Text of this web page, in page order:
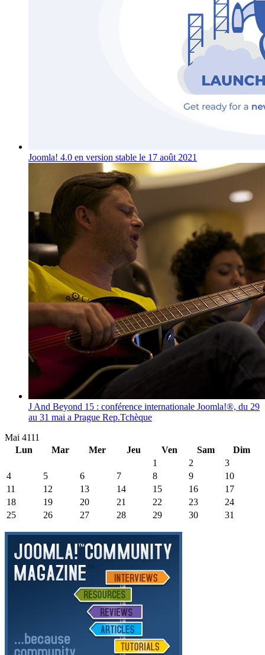
Joomla! 4.0 en version stable le 17 août 2021
J And Beyond 15 : conférence internationale Joomla!®, du 29
au 31 mai a Prague Rep.Tchèque
Mai 4111
Lun
Mar Mer Jeu Ven Sam
Dim
1
2
3
4
5 6 7 8 9
10
11
12 13 14 15 16
17
18
19 20 21 22 23
24
25
26 27 28 29 30 31